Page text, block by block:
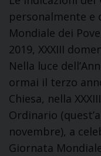
personalmente e
Mondiale dei
2019, XXXIII
Nella luce
ormai il terzo
Chiesa, nella
Ordinario
novembre), a
Giornata